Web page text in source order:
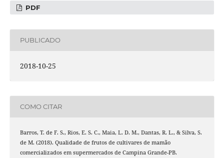
PDF
PUBLICADO
2018-10-25
COMO CITAR
Barros, T. de F. S., Rios, E. S. C., Maia, L. D. M., Dantas, R. L., & Silva, S.
de M. (2018). Qualidade de frutos de cultivares de mamão
comercializados em supermercados de Campina Grande-PB.